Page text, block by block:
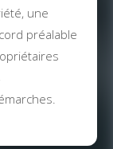
une
préalable